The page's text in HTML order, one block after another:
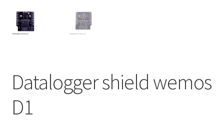
Datalogger shield wemos
D1